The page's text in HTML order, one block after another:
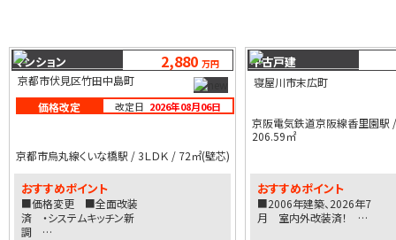
マンション 2,880 万円
京都市伏見区竹田中島町
価格改定
改定日 2026年08月06日
京都市烏丸線くいな橋駅 / 3ＬＤＫ / 72㎡(壁芯)
おすすめポイント
■価格変更 ■全面改装
済 ・システムキッチン新
調 …
中古戸建
寝屋川市末広町
京阪電気鉄道京阪線香里園駅 /
206.59㎡
おすすめポイント
■2006年建築、2026年7
月 室内外改装済！ …